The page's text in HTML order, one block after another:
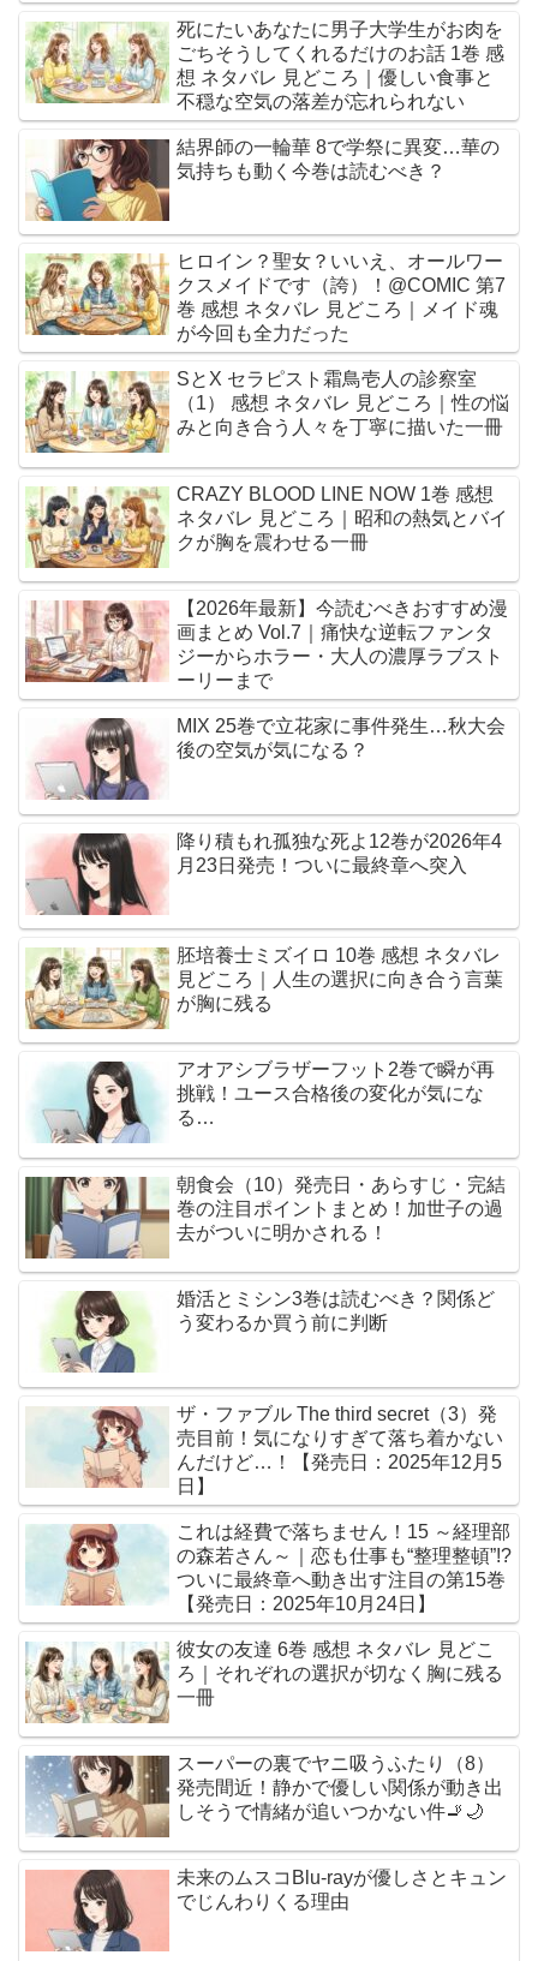
死にたいあなたに男子大学生がお肉を
ごちそうしてくれるだけのお話 1巻 感
想 ネタバレ 見どころ｜優しい食事と
不穏な空気の落差が忘れられない
結界師の一輪華 8で学祭に異変…華の
気持ちも動く今巻は読むべき？
ヒロイン？聖女？いいえ、オールワー
クスメイドです（誇）！@COMIC 第7
巻 感想 ネタバレ 見どころ｜メイド魂
が今回も全力だった
SとX セラピスト霜鳥壱人の診察室
（1） 感想 ネタバレ 見どころ｜性の悩
みと向き合う人々を丁寧に描いた一冊
CRAZY BLOOD LINE NOW 1巻 感想
ネタバレ 見どころ｜昭和の熱気とバイ
クが胸を震わせる一冊
【2026年最新】今読むべきおすすめ漫
画まとめ Vol.7｜痛快な逆転ファンタ
ジーからホラー・大人の濃厚ラブスト
ーリーまで
MIX 25巻で立花家に事件発生…秋大会
後の空気が気になる？
降り積もれ孤独な死よ12巻が2026年4
月23日発売！ついに最終章へ突入
胚培養士ミズイロ 10巻 感想 ネタバレ
見どころ｜人生の選択に向き合う言葉
が胸に残る
アオアシブラザーフット2巻で瞬が再
挑戦！ユース合格後の変化が気にな
る…
朝食会（10）発売日・あらすじ・完結
巻の注目ポイントまとめ！加世子の過
去がついに明かされる！
婚活とミシン3巻は読むべき？関係ど
う変わるか買う前に判断
ザ・ファブル The third secret（3）発
売目前！気になりすぎて落ち着かない
んだけど…！【発売日：2025年12月5
日】
これは経費で落ちません！15 ～経理部
の森若さん～｜恋も仕事も“整理整頓”!?
ついに最終章へ動き出す注目の第15巻
【発売日：2025年10月24日】
彼女の友達 6巻 感想 ネタバレ 見どこ
ろ｜それぞれの選択が切なく胸に残る
一冊
スーパーの裏でヤニ吸うふたり（8）
発売間近！静かで優しい関係が動き出
しそうで情緒が追いつかない件🚬🌙
未来のムスコBlu-rayが優しさとキュン
でじんわりくる理由